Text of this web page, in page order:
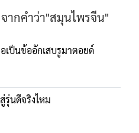
ากคำว่า"สมุนไพรจีน"
เป็นข้ออักเสบรูมาตอยด์
รุ่นดีจริงไหม